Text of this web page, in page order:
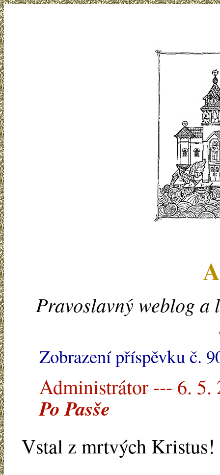
Pravoslavný weblog a
Zobrazení příspěvku č.
Administrátor --- 6. 5.
Po Pasše
Vstal z mrtvých Kristus!